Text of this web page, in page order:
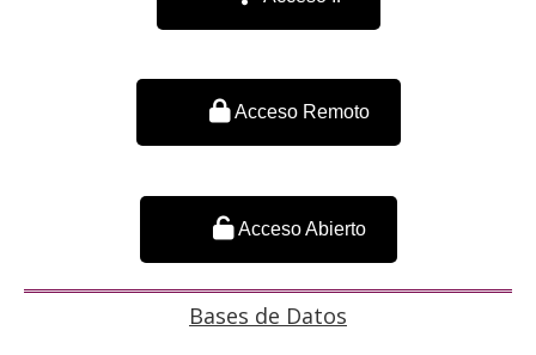
Acceso Remoto
Acceso Abierto
Bases de Datos